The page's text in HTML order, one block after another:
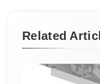
Related